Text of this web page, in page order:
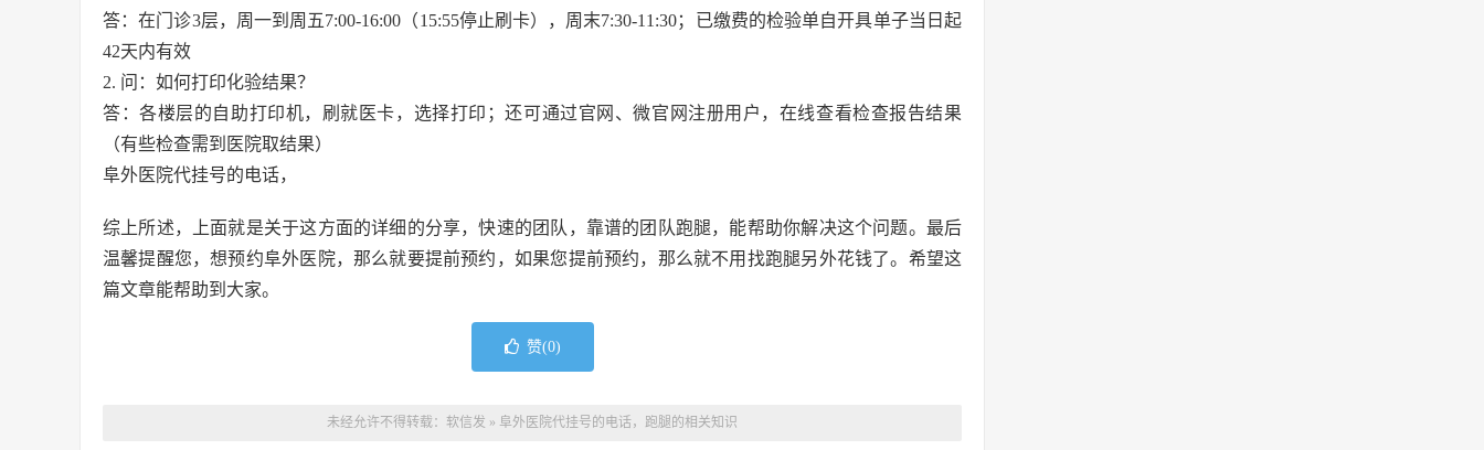
答：在门诊3层，周一到周五7:00-16:00（15:55停止刷卡），周末7:30-11:30；已缴费的检验单自开具单子当日起
42天内有效
2. 问：如何打印化验结果？
答：各楼层的自助打印机，刷就医卡，选择打印；还可通过官网、微官网注册用户，在线查看检查报告结果
（有些检查需到医院取结果）
阜外医院代挂号的电话，
综上所述，上面就是关于这方面的详细的分享，快速的团队，靠谱的团队跑腿，能帮助你解决这个问题。最后
温馨提醒您，想预约阜外医院，那么就要提前预约，如果您提前预约，那么就不用找跑腿另外花钱了。希望这
篇文章能帮助到大家。
赞(0)
未经允许不得转载： 软信发 » 阜外医院代挂号的电话，跑腿的相关知识